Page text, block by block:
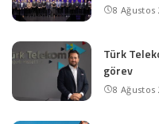
8 Ağustos
Türk
görev
8 Ağustos